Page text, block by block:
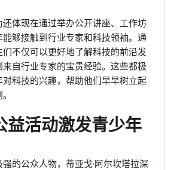
体现在通过举办公开讲座、工作坊
够接触到行业专家和科技领袖。通
不仅可以更好地了解科技的前沿发
自行业专家的宝贵经验。这些都极
科技的兴趣，帮助他们早早树立起
益活动激发青少年
的公众人物，蒂亚戈·阿尔坎塔拉深